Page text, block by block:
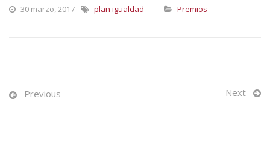
30 marzo, 2017 plan igualdad Premios
Previous Next